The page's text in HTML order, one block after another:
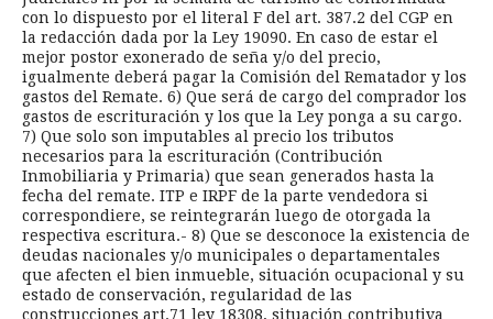
con lo dispuesto por el literal F del art. 387.2 del CGP en
la redacción dada por la Ley 19090. En caso de estar el
mejor postor exonerado de seña y/o del precio,
igualmente deberá pagar la Comisión del Rematador y los
gastos del Remate. 6) Que será de cargo del comprador los
gastos de escrituración y los que la Ley ponga a su cargo.
7) Que solo son imputables al precio los tributos
necesarios para la escrituración (Contribución
Inmobiliaria y Primaria) que sean generados hasta la
fecha del remate. ITP e IRPF de la parte vendedora si
correspondiere, se reintegrarán luego de otorgada la
respectiva escritura.- 8) Que se desconoce la existencia de
deudas nacionales y/o municipales o departamentales
que afecten el bien inmueble, situación ocupacional y su
estado de conservación, regularidad de las
construcciones art.71 ley 18308, situación contributiva